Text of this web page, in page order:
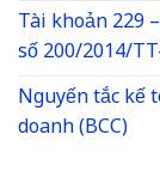
Tài khoản 229
số 200/2014/
Nguyến tắc kế
doanh (BCC)